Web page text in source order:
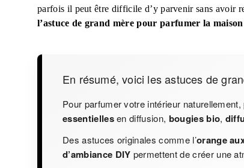
parfois il peut être difficile d’y parvenir sans avoir
l’astuce de grand mère pour parfumer la
En résumé, voici les astuces de
Pour parfumer votre intérieur
essentiellesen diffusion, bougies bio,
Des astuces originales comme l’orange
d’ambiance DIY permettent de créer une